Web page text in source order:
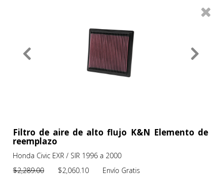
0
Previous
Filtro de aire de alto flujo K&N Elemento de
reemplazo
Honda Civic EXR / SIR 1996 a 2000
$2,289.00$2,060.10 Envío Gratis